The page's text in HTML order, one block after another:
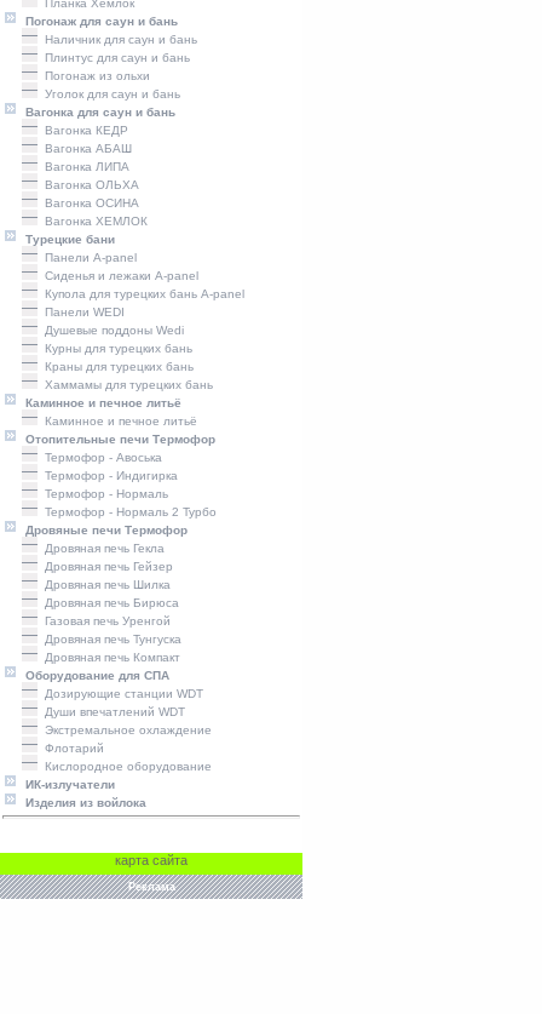
Планка Хемлок
Погонаж для саун и бань
Наличник для саун и бань
Плинтус для саун и бань
Погонаж из ольхи
Уголок для саун и бань
Вагонка для саун и бань
Вагонка КЕДР
Вагонка АБАШ
Вагонка ЛИПА
Вагонка ОЛЬХА
Вагонка ОСИНА
Вагонка ХЕМЛОК
Турецкие бани
Панели A-panel
Сиденья и лежаки A-panel
Купола для турецких бань A-panel
Панели WEDI
Душевые поддоны Wedi
Курны для турецких бань
Краны для турецких бань
Хаммамы для турецких бань
Каминное и печное литьё
Каминное и печное литьё
Отопительные печи Термофор
Термофор - Авоська
Термофор - Индигирка
Термофор - Нормаль
Термофор - Нормаль 2 Турбо
Дровяные печи Термофор
Дровяная печь Гекла
Дровяная печь Гейзер
Дровяная печь Шилка
Дровяная печь Бирюса
Газовая печь Уренгой
Дровяная печь Тунгуска
Дровяная печь Компакт
Оборудование для СПА
Дозирующие станции WDT
Души впечатлений WDT
Экстремальное охлаждение
Флотарий
Кислородное оборудование
ИК-излучатели
Изделия из войлока
карта сайта
Реклама